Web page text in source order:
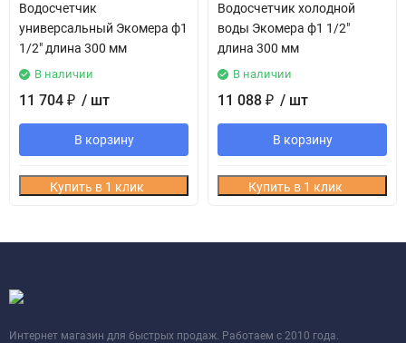
Водосчетчик
универсальный Экомера ф1
1/2" длина 300 мм
В наличии
11 704 ₽ / шт
В корзину
Купить в 1 клик
Водосчетчик холодной
воды Экомера ф1 1/2"
длина 300 мм
В наличии
11 088 ₽ / шт
В корзину
Купить в 1 клик
Интернет магазин для быстрых продаж. Работаем с 2010 года.